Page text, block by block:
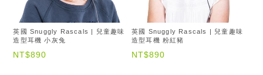
英國 Snuggly Rascals | 兒童趣味
造型耳機 小灰兔
NT$890
英國 Snuggly Rascals | 兒童趣味
造型耳機 粉紅豬
NT$890